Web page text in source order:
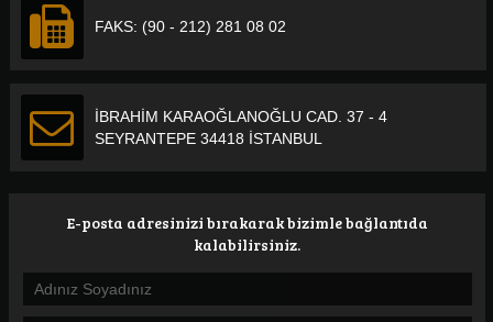
FAKS: (90 - 212) 281 08 02
İBRAHİM KARAOĞLANOĞLU CAD. 37 - 4
SEYRANTEPE 34418 İSTANBUL
E-posta adresinizi bırakarak bizimle bağlantıda
kalabilirsiniz.